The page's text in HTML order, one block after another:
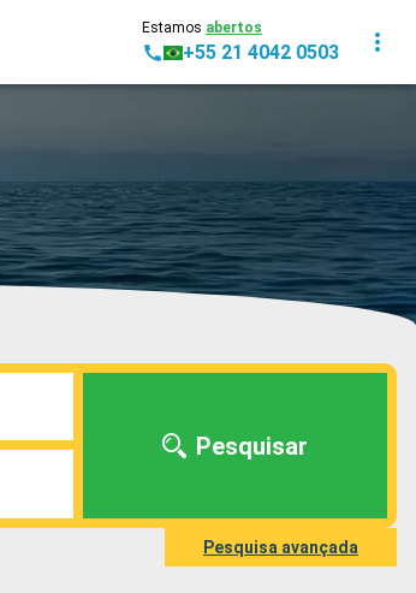
Estamos abertos
+55 21 4042 0503
Pesquisar
Pesquisa avançada